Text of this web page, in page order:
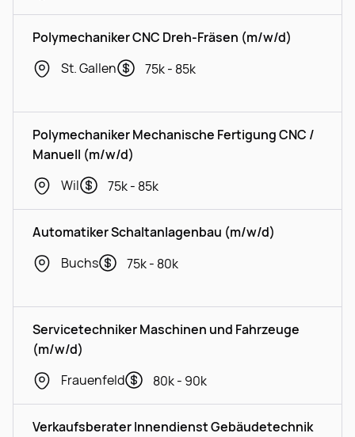
Polymechaniker CNC Dreh-Fräsen (m/w/d)
St. Gallen
75k - 85k
Polymechaniker Mechanische Fertigung CNC /
Manuell (m/w/d)
Wil
75k - 85k
Automatiker Schaltanlagenbau (m/w/d)
Buchs
75k - 80k
Servicetechniker Maschinen und Fahrzeuge
(m/w/d)
Frauenfeld
80k - 90k
Verkaufsberater Innendienst Gebäudetechnik